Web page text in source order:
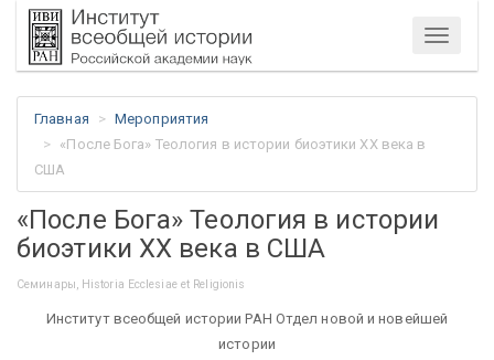
Меню
Главная
Мероприятия
«После Бога» Теология в истории биоэтики XX века в
США
«После Бога» Теология в истории
биоэтики XX века в США
Семинары, Historia Ecclesiae et Religionis
Институт всеобщей истории РАН Отдел новой и новейшей
истории